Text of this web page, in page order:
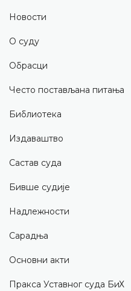
Новости
О суду
Обрасци
Често постављана питања
Библиотека
Издаваштво
Састав суда
Бивше судије
Надлежности
Сарадња
Основни акти
Пракса Уставног суда БиХ